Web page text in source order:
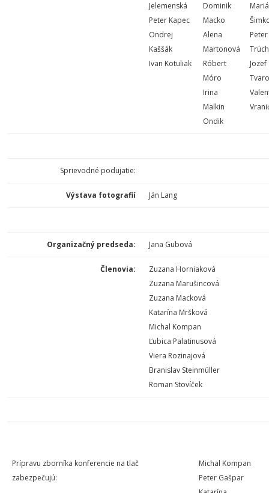
Jelemenská
Peter Kapec
Ondrej
Kaššák
Ivan Kotuliak
Dominik
Macko
Alena
Martonová
Róbert
Móro
Irina
Malkin
Ondik
Peter
Jozef
Sprievodné podujatie:
Výstava fotografií Ján Lang
Organizačný predseda: Jana Gubová
Členovia:
Zuzana Horniaková
Zuzana Marušincová
Zuzana Macková
Katarína Mršková
Michal Kompan
Ľubica Palatinusová
Viera Rozinajová
Branislav Steinmüller
Roman Stovíček
Prípravu zborníka konferencie na tlač
zabezpečujú:
Michal Kompan
Peter Gašpar